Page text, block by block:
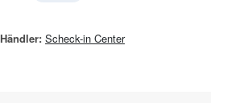
Händler: Scheck-in Center